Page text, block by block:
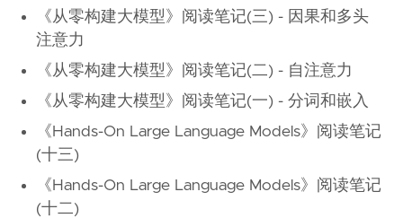
《从零构建大模型》阅读笔记(三) - 因果和多头
注意力
《从零构建大模型》阅读笔记(二) - 自注意力
《从零构建大模型》阅读笔记(一) - 分词和嵌入
《Hands-On Large Language Models》阅读笔记
(十三)
《Hands-On Large Language Models》阅读笔记
(十二)